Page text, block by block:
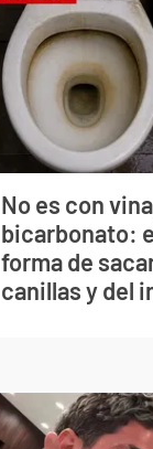
No es con
bicarbonato:
forma de
canillas y del